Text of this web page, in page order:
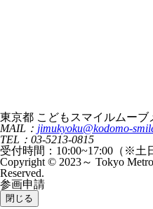
東京都 こどもスマイルムーブ
MAIL： jimukyoku@kodomo-
TEL：03-5213-0815
受付時間：10:00~17:00（※土
Copyright © 2023～ Tokyo
Reserved.
参画申請
閉じる